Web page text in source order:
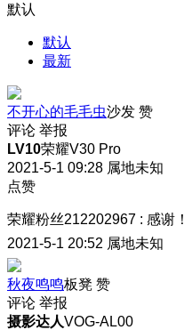
默认
默认
最新
不开心的毛毛虫沙发 赞
评论 举报
LV10荣耀V30 Pro
2021-5-1 09:28 属地未知
点赞
荣耀粉丝212202967 : 感谢！
2021-5-1 20:52 属地未知
秋夜鸣鸣板凳 赞
评论 举报
摄影达人VOG-AL00